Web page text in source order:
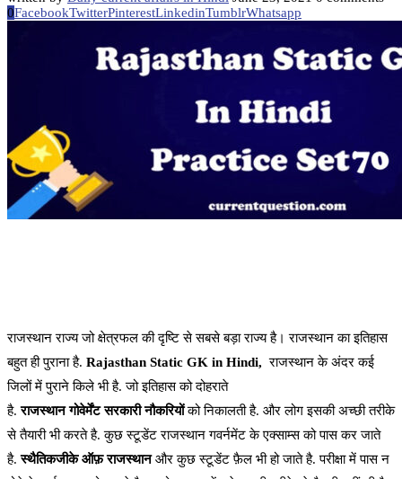
0FacebookTwitterPinterestLinkedinTumblrWhatsapp
राजस्थान राज्य जो क्षेत्रफल की दृष्टि से सबसे बड़ा राज्य है। राजस्थान का इतिहास
बहुत ही पुराना है. Rajasthan Static GK in Hindi, राजस्थान के अंदर कई
जिलों में पुराने किले भी है. जो इतिहास को दोहराते
है.राजस्थानगोवेर्मेंट सरकारीनौकरियोंको निकालती है. और लोग इसकी अच्छी तरीके
से तैयारी भी करते है. कुछ स्टूडेंट राजस्थान गवर्नमेंट के एक्साम्स को पास कर जाते
है.स्थैतिकजीकेऑफ़राजस्थानऔर कुछ स्टूडेंट फ़ैल भी हो जाते है. परीक्षा में पास न